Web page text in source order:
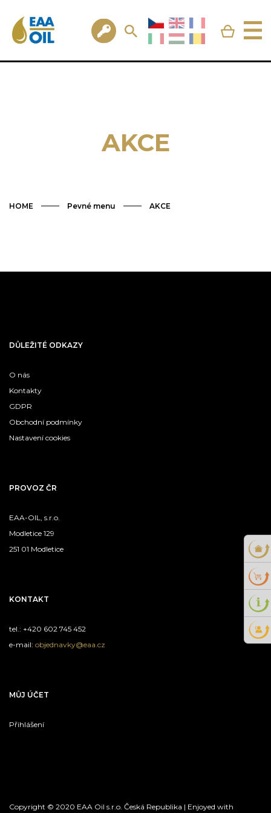
AKCE
HOME Pevné menu AKCE
DŮLEŽITÉ ODKAZY
O nás
Kontakty
GDPR
Obchodní podmínky
Nastavení cookies
PROVOZ ČR
EAA-OIL, s.r.o.
Modletice 129
251 01 Modletice
KONTAKT
tel.: +420 602 745 452
e-mail: objednavky@eaa.cz
MŮJ ÚČET
Přihlášení
Copyright © 2020 EAA Oil s.r.o. Česká Republika | Enjoyed with